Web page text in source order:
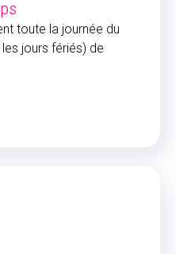
toute la journée du
jours fériés) de